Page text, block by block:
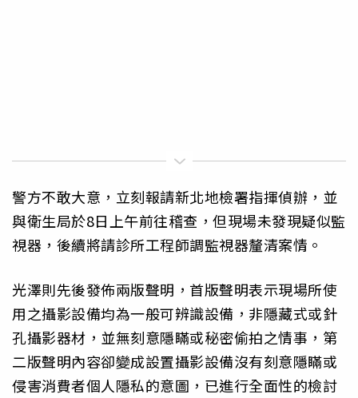
警方不敢大意，立刻報請新北地檢署指揮偵辦，並
與衛生局於8日上午前往稽查，但現場未發現疑似監
視器，後續將請診所工程師調監視器釐清案情。
光澤則先後發佈兩版聲明，首版聲明表示現場所使
用之攝影設備均為一般可辨識設備，非隱藏式或針
孔攝影器材，並無刻意隱瞞或秘密偷拍之情事，第
二版聲明內容卻變成設置攝影設備沒有刻意隱瞞或
侵害消費者個人隱私的意圖，已進行全面性的檢討